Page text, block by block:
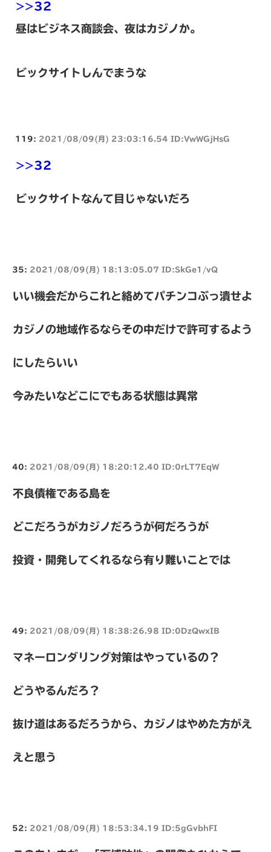
>>32
昼はビジネス商談会、夜はカジノか。
ビックサイトしんでまうな
119: 2021/08/09(月) 23:03:16.54 ID:VwWGjHsG
>>32
ビックサイトなんて目じゃないだろ
35: 2021/08/09(月) 18:13:05.07 ID:SkGe1/vQ
いい機会だからこれと絡めてパチンコぶっ潰せよ
カジノの地域作るならその中だけで許可するよう
にしたらいい
今みたいなどこにでもある状態は異常
40: 2021/08/09(月) 18:20:12.40 ID:0rLT7EqW
不良債権である島を
どこだろうがカジノだろうが何だろうが
投資・開発してくれるなら有り難いことでは
49: 2021/08/09(月) 18:38:26.98 ID:0DzQwxIB
マネーロンダリング対策はやっているの？
どうやるんだろ？
抜け道はあるだろうから、カジノはやめた方がえ
えと思う
52: 2021/08/09(月) 18:53:34.19 ID:5gGvbhFI